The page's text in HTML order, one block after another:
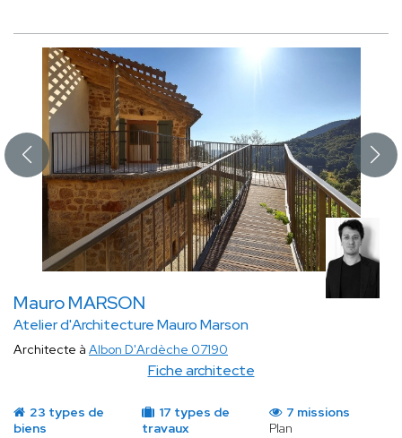
Mauro MARSON
Atelier d'Architecture Mauro Marson
Fiche architecte
Architecte à Albon D'Ardèche 07190
23 types de
biens
17 types de
travaux
7 missions
Plan